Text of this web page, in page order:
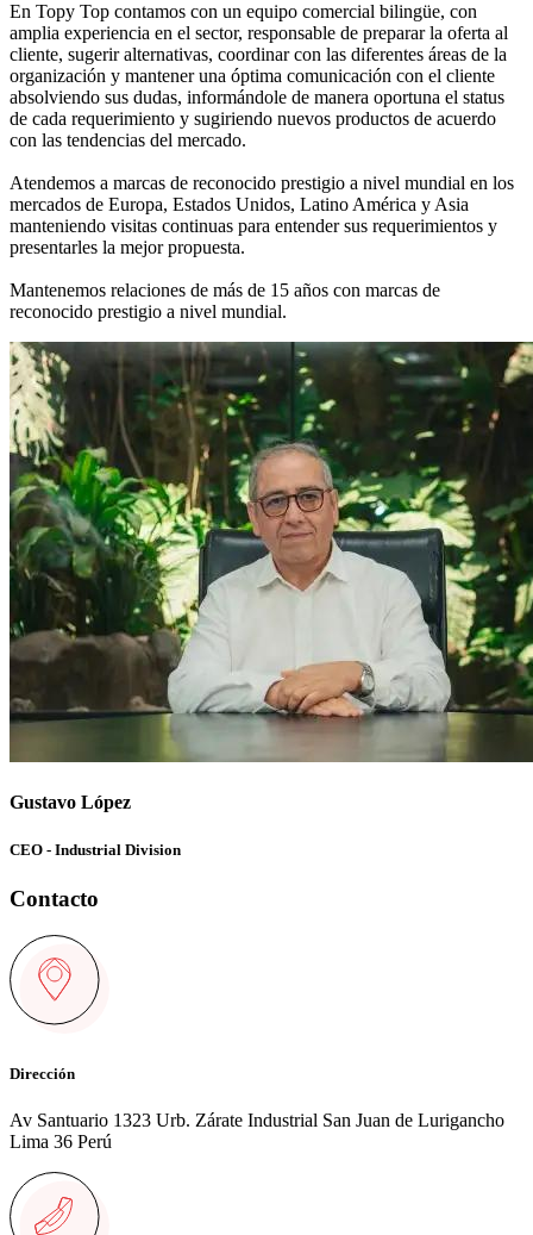
En Topy Top contamos con un equipo comercial bilingüe, con
amplia experiencia en el sector, responsable de preparar la oferta al
cliente, sugerir alternativas, coordinar con las diferentes áreas de la
organización y mantener una óptima comunicación con el cliente
absolviendo sus dudas, informándole de manera oportuna el status
de cada requerimiento y sugiriendo nuevos productos de acuerdo
con las tendencias del mercado.
Atendemos a marcas de reconocido prestigio a nivel mundial en los
mercados de Europa, Estados Unidos, Latino América y Asia
manteniendo visitas continuas para entender sus requerimientos y
presentarles la mejor propuesta.
Mantenemos relaciones de más de 15 años con marcas de
reconocido prestigio a nivel mundial.
Gustavo López
CEO - Industrial Division
Contacto
Dirección
Av Santuario 1323 Urb. Zárate Industrial San Juan de Lurigancho
Lima 36 Perú